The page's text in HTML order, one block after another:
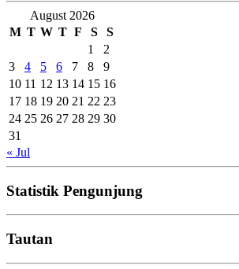
August 2026
M T W T F S
S
1
2
3
4 5 6 7 8
9
10 11 12 13 14 15 16
17 18 19 20 21 22 23
24 25 26 27 28 29 30
31
« Jul
Statistik Pengunjung
Tautan